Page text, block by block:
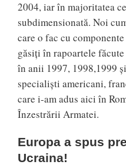
2004, iar în majoritatea
subdimensionată. Noi
care o fac cu
găsiți în rapoartele
în anii 1997, 1998,1999
specialiști americani,
care i-am adus aici în
Înzestrării Armatei.
Europa a spus
Ucraina!